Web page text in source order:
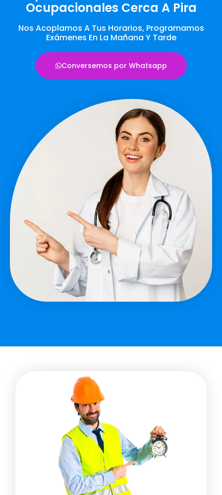
Ocupacionales Cerca A Pira
Nos Acoplamos A Tus Horarios, Programamos
Exámenes En La Mañana Y Tarde
Conversemos por Whatsapp